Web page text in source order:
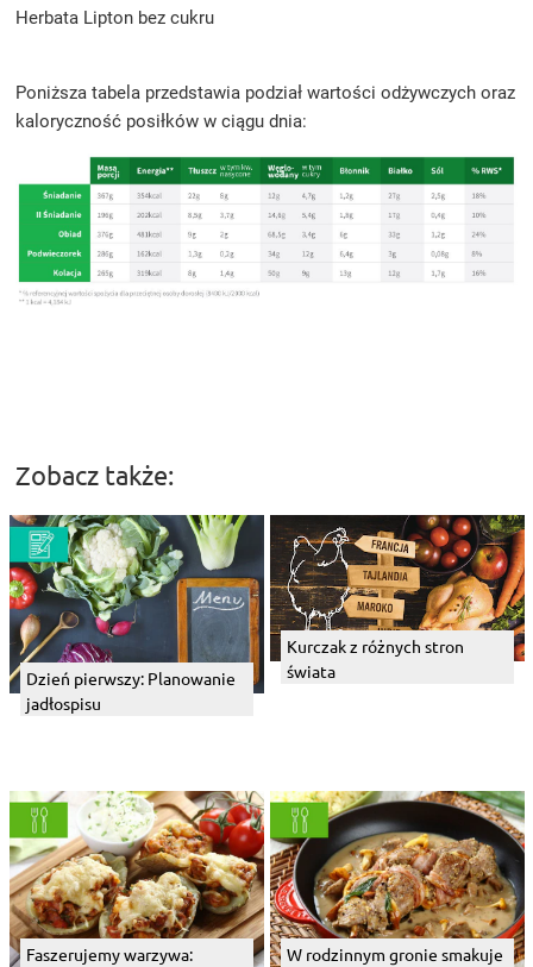
Herbata Lipton bez cukru
Poniższa tabela przedstawia podział wartości odżywczych oraz
kaloryczność posiłków w ciągu dnia:
Zobacz także:
Dzień pierwszy: Planowanie
jadłospisu
Kurczak z różnych stron
świata
Faszerujemy warzywa:
W rodzinnym gronie smakuje